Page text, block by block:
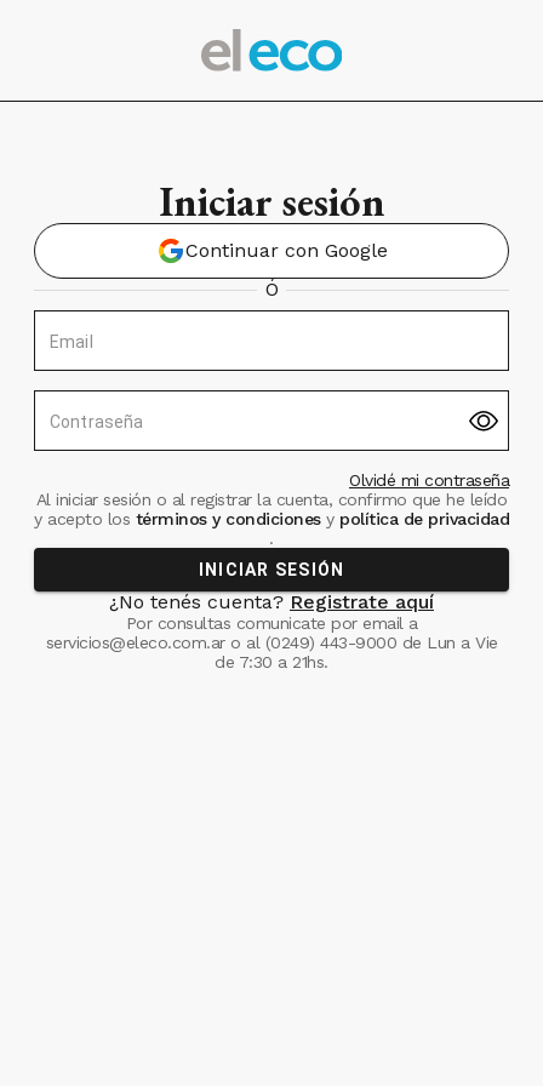
Iniciar sesión
Continuar con Google
Ó
Email
Contraseña
Olvidé mi contraseña
Al iniciar sesión o al registrar la cuenta, confirmo que he leído
y acepto los términos y condiciones ypolítica de privacidad
.
INICIAR SESIÓN
¿No tenés cuenta? Registrate aquí
Por consultas comunicate por email a
servicios@eleco.com.aro al (0249) 443-9000 de Lun a Vie
de 7:30 a 21hs.